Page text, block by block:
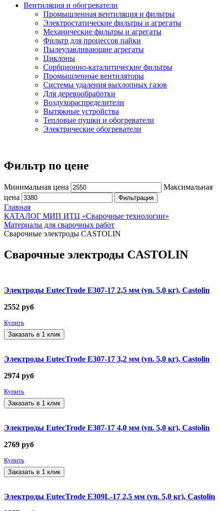
Вентиляция и обогреватели
Промышленная вентиляция и фильтры
Электростатические фильтры и агрегаты
Механические фильтры и агрегаты
Фильтр для процессов пайки
Пылеулавливающие агрегаты
Циклоны
Сорбционно-каталитические фильтры
Промышленные вентиляторы
Системы удаления выхлопных газов
Для деревообработки
Воздухораспределители
Вытяжные устройства
Тепловые пушки и обогреватели
Электрические обогреватели
Фильтр по цене
Минимальная цена
Максимальная
цена
Фильтрация
Главная
КАТАЛОГ МИП ИТЦ «Сварочные технологии»
Материалы для сварочных работ
Сварочные электроды CASTOLIN
Сварочные электроды CASTOLIN
Электроды EutecTrode E307-17 2,5 мм (уп. 5,0 кг), Castolin
2552 руб
Купить
Заказать в 1 клик
Электроды EutecTrode E307-17 3,2 мм (уп. 5,0 кг), Castolin
2974 руб
Купить
Заказать в 1 клик
Электроды EutecTrode E307-17 4,0 мм (уп. 5,0 кг), Castolin
2769 руб
Купить
Заказать в 1 клик
Электроды EutecTrode E309L-17 2,5 мм (уп. 5,0 кг), Castolin